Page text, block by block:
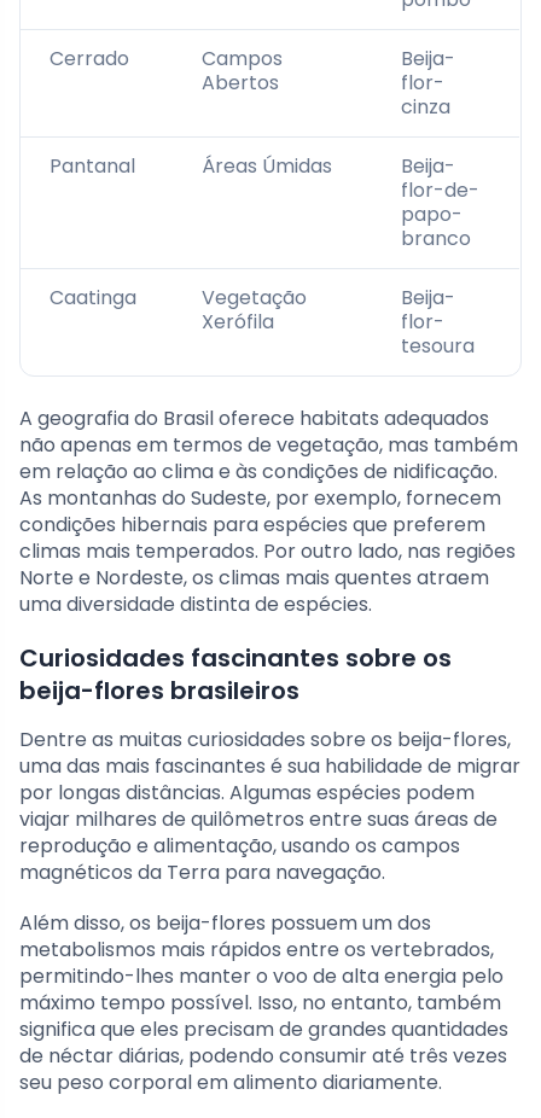
Cerrado
Campos
Abertos
Beija-
flor-
cinza
Pantanal Áreas Úmidas
Beija-
flor-de-
papo-
branco
Caatinga
Vegetação
Xerófila
Beija-
flor-
tesoura
A geografia do Brasil oferece habitats adequados
não apenas em termos de vegetação, mas também
em relação ao clima e às condições de nidificação.
As montanhas do Sudeste, por exemplo, fornecem
condições hibernais para espécies que preferem
climas mais temperados. Por outro lado, nas regiões
Norte e Nordeste, os climas mais quentes atraem
uma diversidade distinta de espécies.
Curiosidades fascinantes sobre os
beija-flores brasileiros
Dentre as muitas curiosidades sobre os beija-flores,
uma das mais fascinantes é sua habilidade de migrar
por longas distâncias. Algumas espécies podem
viajar milhares de quilômetros entre suas áreas de
reprodução e alimentação, usando os campos
magnéticos da Terra para navegação.
Além disso, os beija-flores possuem um dos
metabolismos mais rápidos entre os vertebrados,
permitindo-lhes manter o voo de alta energia pelo
máximo tempo possível. Isso, no entanto, também
significa que eles precisam de grandes quantidades
de néctar diárias, podendo consumir até três vezes
seu peso corporal em alimento diariamente.